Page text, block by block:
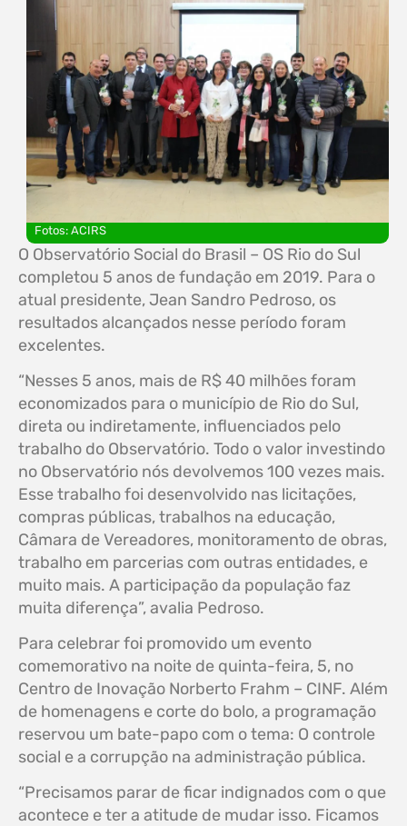
Fotos: ACIRS
O Observatório Social do Brasil – OS Rio do Sul
completou 5 anos de fundação em 2019. Para o
atual presidente, Jean Sandro Pedroso, os
resultados alcançados nesse período foram
excelentes.
“Nesses 5 anos, mais de R$ 40 milhões foram
economizados para o município de Rio do Sul,
direta ou indiretamente, influenciados pelo
trabalho do Observatório. Todo o valor investindo
no Observatório nós devolvemos 100 vezes mais.
Esse trabalho foi desenvolvido nas licitações,
compras públicas, trabalhos na educação,
Câmara de Vereadores, monitoramento de obras,
trabalho em parcerias com outras entidades, e
muito mais. A participação da população faz
muita diferença”, avalia Pedroso.
Para celebrar foi promovido um evento
comemorativo na noite de quinta-feira, 5, no
Centro de Inovação Norberto Frahm – CINF. Além
de homenagens e corte do bolo, a programação
reservou um bate-papo com o tema: O controle
social e a corrupção na administração pública.
“Precisamos parar de ficar indignados com o que
acontece e ter a atitude de mudar isso. Ficamos